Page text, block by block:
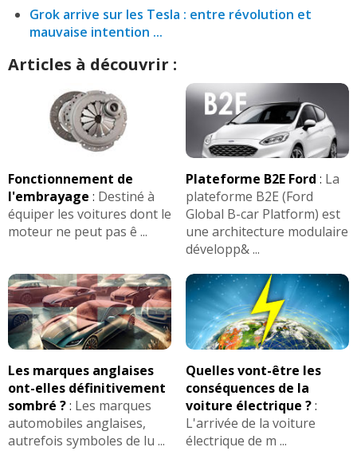
Grok arrive sur les Tesla : entre révolution et
mauvaise intention ...
Articles à découvrir :
Fonctionnement de
l'embrayage : Destiné à
équiper les voitures dont le
moteur ne peut pas ê ...
Plateforme B2E Ford : La
plateforme B2E (Ford
Global B-car Platform) est
une architecture modulaire
développ& ...
Les marques anglaises
ont-elles définitivement
sombré ?: Les marques
automobiles anglaises,
autrefois symboles de lu ...
Quelles vont-être les
conséquences de la
voiture électrique ?:
L'arrivée de la voiture
électrique de m ...